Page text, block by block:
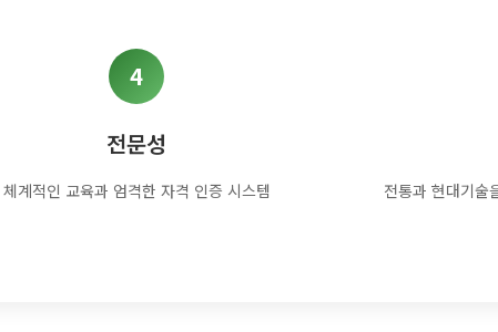
4
전문성
체계적인 교육과 엄격한 자격 인증 시스템 전통과 현대기술